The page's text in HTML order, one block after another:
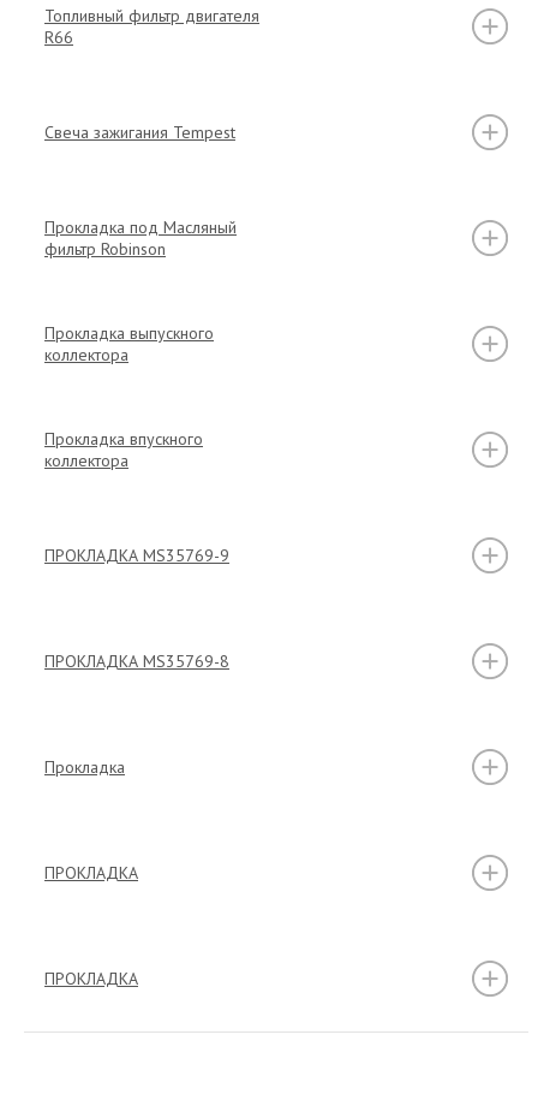
Топливный фильтр двигателя
R66
Свеча зажигания Tempest
Прокладка под Масляный
фильтр Robinson
Прокладка выпускного
коллектора
Прокладка впускного
коллектора
ПРОКЛАДКА MS35769-9
ПРОКЛАДКА MS35769-8
Прокладка
ПРОКЛАДКА
ПРОКЛАДКА